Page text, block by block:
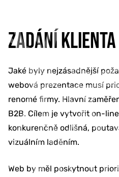
ZADÁNÍ KLIENTA
Jaké byly nejzásadnější
webová prezentace musí
renomé firmy. Hlavní
B2B. Cílem je vytvořit on-
konkurenčně odlišná,
vizuálním laděním.
Web by měl poskytnout